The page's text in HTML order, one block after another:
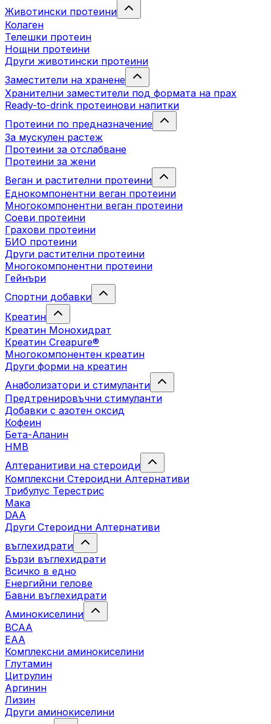
Животински протеини
Колаген
Телешки протеин
Нощни протеини
Други животински протеини
Заместители на хранене
Хранителни заместители под формата на прах
Ready-to-drink протеинови напитки
Протеини по предназначение
За мускулен растеж
Протеини за отслабване
Протеини за жени
Веган и растителни протеини
Еднокомпонентни веган протеини
Многокомпонентни веган протеини
Соеви протеини
Грахови протеини
БИО протеини
Други растителни протеини
Многокомпонентни протеини
Гейнъри
Спортни добавки
Креатин
Креатин Монохидрат
Креатин Creapure®
Многокомпонентен креатин
Други форми на креатин
Анаболизатори и стимуланти
Предтренировъчни стимуланти
Добавки с азотен оксид
Кофеин
Бета-Аланин
HMB
Алтеранитиви на стероиди
Комплексни Стероидни Алтернативи
Трибулус Терестрис
Maка
DAA
Други Стероидни Алтернативи
въглехидрати
Бързи въглехидрати
Всичко в едно
Енергийни гелове
Бавни въглехидрати
Аминокиселини
BCAA
EAA
Комплексни аминокиселини
Глутамин
Цитрулин
Аргинин
Лизин
Други аминокиселини